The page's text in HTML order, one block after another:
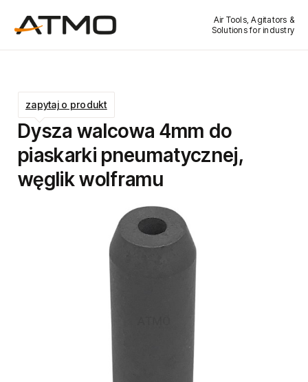
Air Tools, Agitators &
Solutions for industry
Dysza walcowa 4mm do
piaskarki pneumatycznej,
węglik wolframu
zapytaj o produkt